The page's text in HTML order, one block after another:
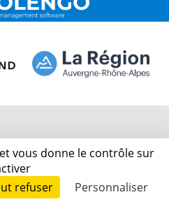
vous donne le contrôle sur
refuser Personnaliser